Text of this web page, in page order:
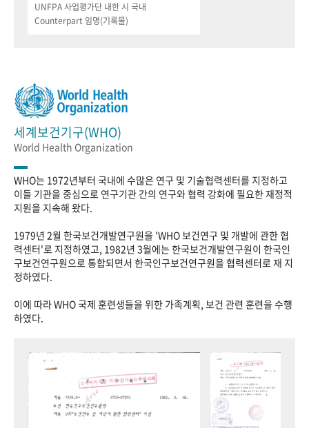
UNFPA 사업평가단 내한 시 국내
Counterpart 임명(기록물)
세계보건기구(WHO)
World Health Organization
WHO는 1972년부터 국내에 수많은 연구 및 기술협력센터를 지정하고
이들 기관을 중심으로 연구기관 간의 연구와 협력 강화에 필요한 재정적
지원을 지속해 왔다.
1979년 2월 한국보건개발연구원을 'WHO 보건연구 및 개발에 관한 협
력센터'로 지정하였고, 1982년 3월에는 한국보건개발연구원이 한국인
구보건연구원으로 통합되면서 한국인구보건연구원을 협력센터로 재 지
정하였다.
이에 따라 WHO 국제 훈련생들을 위한 가족계획, 보건 관련 훈련을 수행
하였다.